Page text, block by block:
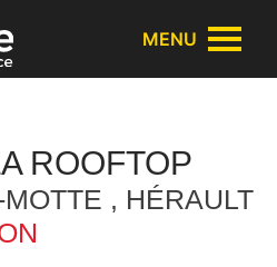
MENU
ROOFTOP
, HÉRAULT